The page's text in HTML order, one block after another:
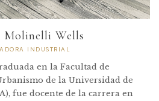
Molinelli Wells
INDUSTRIAL
en la Facultad de
de la Universidad de
fue docente de la carrera en